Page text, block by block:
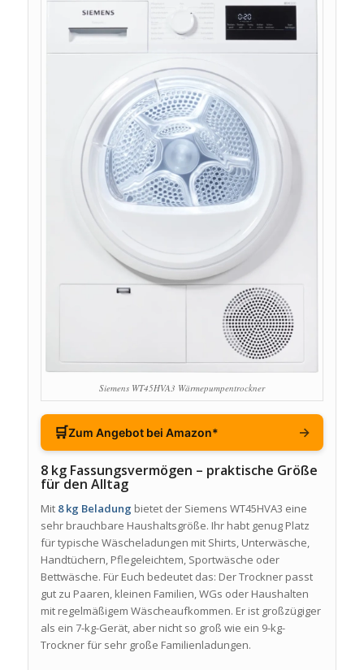
Siemens WT45HVA3 Wärmepumpentrockner
🛒Zum Angebot bei Amazon* →
8 kg Fassungsvermögen – praktische Größe
für den Alltag
Mit 8 kg Beladung bietet der Siemens WT45HVA3 eine
sehr brauchbare Haushaltsgröße. Ihr habt genug Platz
für typische Wäscheladungen mit Shirts, Unterwäsche,
Handtüchern, Pflegeleichtem, Sportwäsche oder
Bettwäsche. Für Euch bedeutet das: Der Trockner passt
gut zu Paaren, kleinen Familien, WGs oder Haushalten
mit regelmäßigem Wäscheaufkommen. Er ist großzügiger
als ein 7-kg-Gerät, aber nicht so groß wie ein 9-kg-
Trockner für sehr große Familienladungen.